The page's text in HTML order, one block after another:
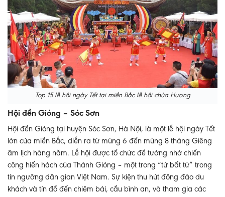
Top 15 lễ hội ngày Tết tại miền Bắc lễ hội chùa Hương
Hội đền Gióng – Sóc Sơn
Hội đền Gióng tại huyện Sóc Sơn, Hà Nội, là một lễ hội ngày Tết
lớn của miền Bắc, diễn ra từ mùng 6 đến mùng 8 tháng Giêng
âm lịch hàng năm. Lễ hội được tổ chức để tưởng nhớ chiến
công hiển hách của Thánh Gióng – một trong “tứ bất tử” trong
tín ngưỡng dân gian Việt Nam. Sự kiện thu hút đông đảo du
khách và tín đồ đến chiêm bái, cầu bình an, và tham gia các